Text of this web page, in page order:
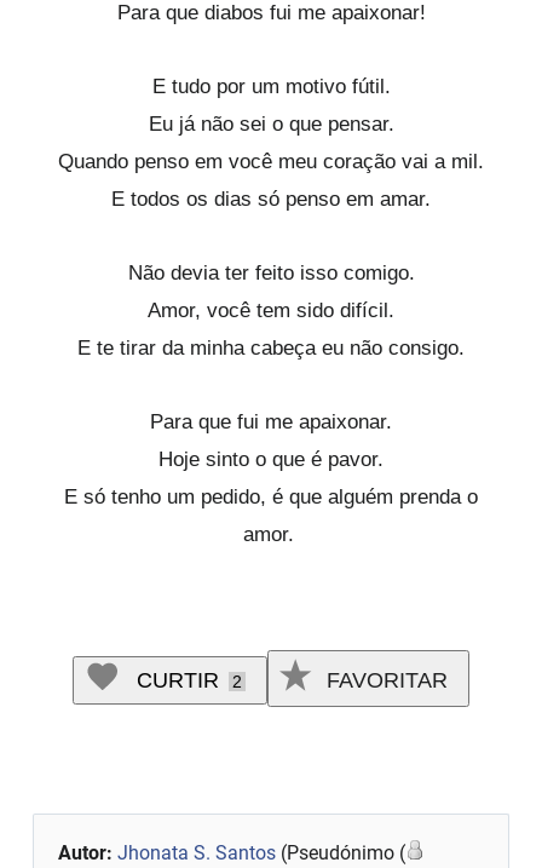
Para que diabos fui me apaixonar!
E tudo por um motivo fútil.
Eu já não sei o que pensar.
Quando penso em você meu coração vai a mil.
E todos os dias só penso em amar.
Não devia ter feito isso comigo.
Amor, você tem sido difícil.
E te tirar da minha cabeça eu não consigo.
Para que fui me apaixonar.
Hoje sinto o que é pavor.
E só tenho um pedido, é que alguém prenda o
amor.
CURTIR 2 FAVORITAR
Autor:Jhonata S. Santos (Pseudónimo (